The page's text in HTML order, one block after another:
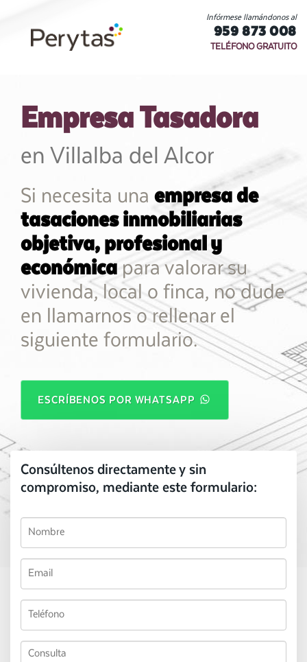
Infórmese llamándonos al
959 873 008
TELÉFONO GRATUITO
Empresa Tasadora
en Villalba del Alcor
Si necesita una empresa de
tasaciones inmobiliarias
objetiva, profesional y
económica para valorar su
vivienda, local o finca, no dude
en llamarnos o rellenar el
siguiente formulario.
ESCRÍBENOS POR WHATSAPP
Consúltenos directamente y sin
compromiso, mediante este formulario: